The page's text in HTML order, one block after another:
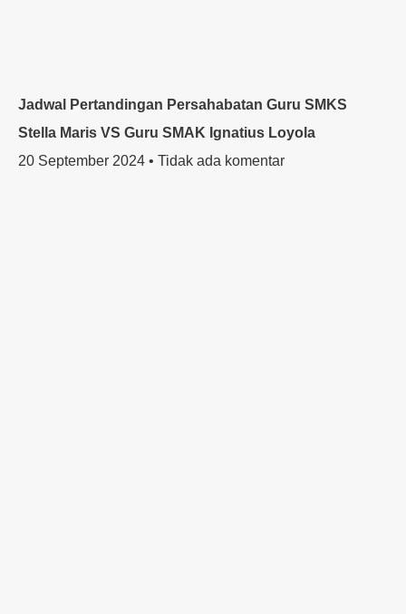
Jadwal Pertandingan Persahabatan Guru SMKS
Stella Maris VS Guru SMAK Ignatius Loyola
20 September 2024
Tidak ada komentar